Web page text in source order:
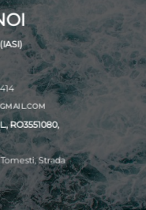
RO3551080,
Strada